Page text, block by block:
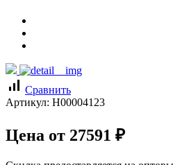
signal_cellular_alt Сравнить
Артикул: Н00004123
Цена от 27591 ₽